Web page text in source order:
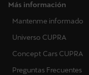
Más información
Mantenme informado
Universo CUPRA
Concept Cars CUPRA
Preguntas Frecuentes